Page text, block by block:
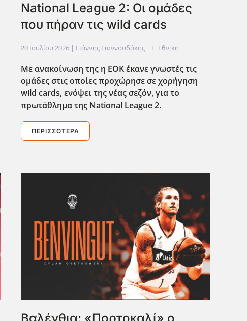
National League 2: Οι ομάδες
που πήραν τις wild cards
20 Ιουλίου 2026| Γιάννης Γιαννουδάκης | Γ' Εθνική
Με ανακοίνωση της η ΕΟΚ έκανε γνωστές τις
ομάδες στις οποίες προχώρησε σε χορήγηση
wild cards, ενόψει της νέας σεζόν, για το
πρωτάθλημα της NationalLeague2.
ΠΕΡΙΣΣΌΤΕΡΑ